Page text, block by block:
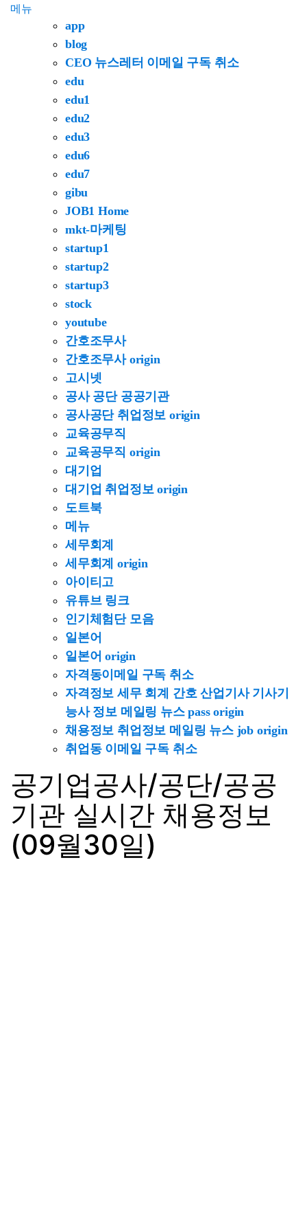
메뉴
app
blog
CEO 뉴스레터 이메일 구독 취소
edu
edu1
edu2
edu3
edu6
edu7
gibu
JOB1 Home
mkt-마케팅
startup1
startup2
startup3
stock
youtube
간호조무사
간호조무사 origin
고시넷
공사 공단 공공기관
공사공단 취업정보 origin
교육공무직
교육공무직 origin
대기업
대기업 취업정보 origin
도트북
메뉴
세무회계
세무회계 origin
아이티고
유튜브 링크
인기체험단 모음
일본어
일본어 origin
자격동이메일 구독 취소
자격정보 세무 회계 간호 산업기사 기사기
능사 정보 메일링 뉴스 pass origin
채용정보 취업정보 메일링 뉴스 job origin
취업동 이메일 구독 취소
공기업공사/공단/공공
기관 실시간 채용정보
(09월30일)